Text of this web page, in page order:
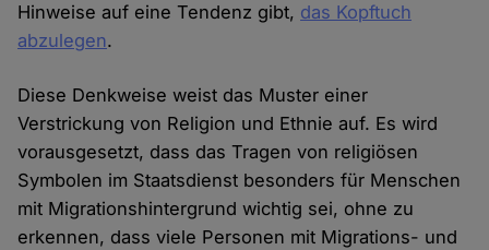
Hinweise auf eine Tendenz gibt, das Kopftuch
abzulegen.
Diese Denkweise weist das Muster einer
Verstrickung von Religion und Ethnie auf. Es wird
vorausgesetzt, dass das Tragen von religiösen
Symbolen im Staatsdienst besonders für Menschen
mit Migrationshintergrund wichtig sei, ohne zu
erkennen, dass viele Personen mit Migrations- und